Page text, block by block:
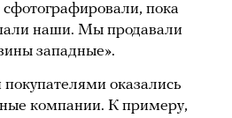
пока
наши. Мы продавали
западные».
оказались
компании. К примеру,